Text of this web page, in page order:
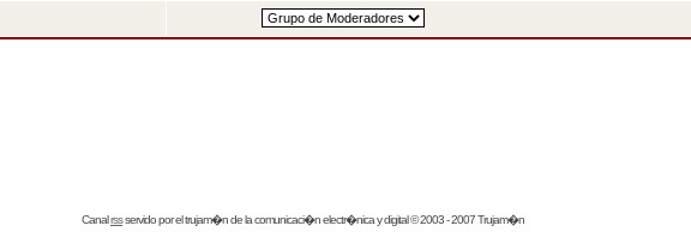
Canalrssservido por eltrujam�nde la comunicaci�n electr�nica y digital © 2003 - 2007 Trujam�n